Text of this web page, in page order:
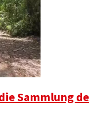
Sammlung